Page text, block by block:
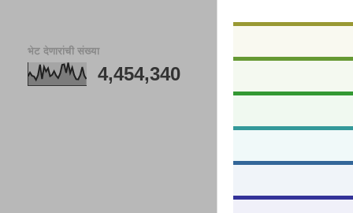
भेट देणारांची संख्या
4,454,340